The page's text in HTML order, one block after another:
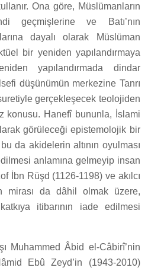
Ona göre, Müslümanların
geçmişlerine ve Batı’nın
dayalı olarak Müslüman
bir yeniden yapılandırmaya
yapılandırmada dindar
düşünümün merkezine Tanrı
gerçekleşecek teolojiden
konusu. Hanefî bununla, İslami
görüleceği epistemolojik bir
da akidelerin altının oyulması
anlamına gelmeyip insan
İbn Rüşd (1126-1198) ve akılcı
mirası da dâhil olmak üzere,
itibarının iade edilmesi
Muhammed Âbid el-Câbirî’nin
Ebû Zeyd’in (1943-2010)